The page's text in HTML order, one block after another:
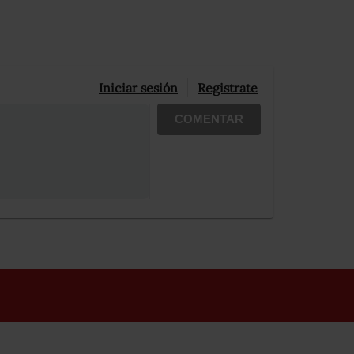
Iniciar sesión Registrate
COMENTAR